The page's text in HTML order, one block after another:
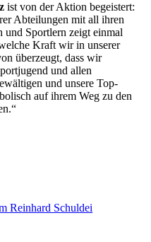
ist von der Aktion begeistert:
Abteilungen mit all ihren
und Sportlern zeigt einmal
Kraft wir in unserer
überzeugt, dass wir
und allen
und unsere Top-
auf ihrem Weg zu den
Reinhard Schuldei